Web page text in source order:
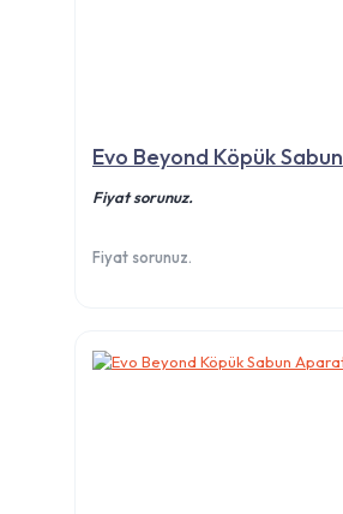
Evo Beyond Köpük Sabun
Fiyat sorunuz.
Fiyat sorunuz.